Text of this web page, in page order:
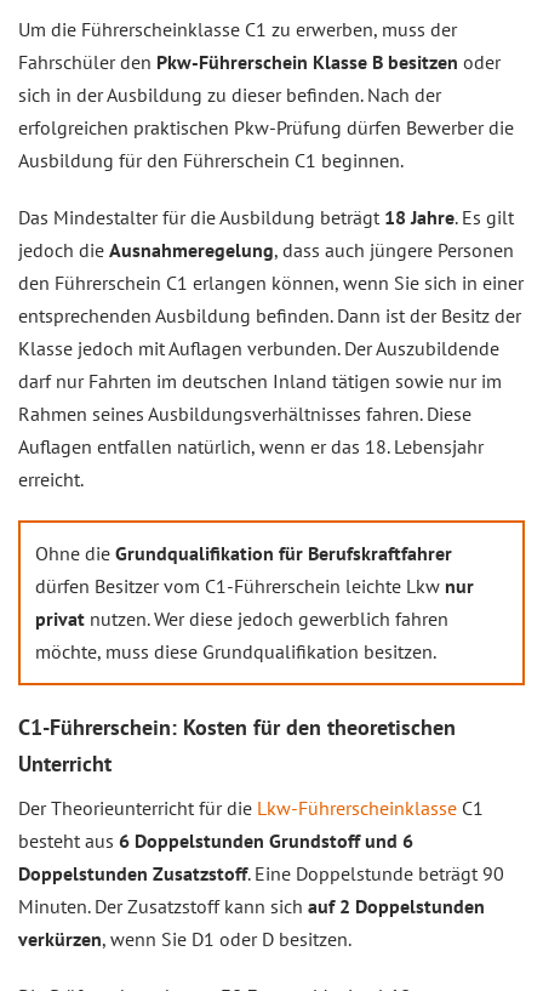
Um die Führerscheinklasse C1 zu erwerben, muss der
Fahrschüler den Pkw-Führerschein Klasse B besitzen oder
sich in der Ausbildung zu dieser befinden. Nach der
erfolgreichen praktischen Pkw-Prüfung dürfen Bewerber die
Ausbildung für den Führerschein C1 beginnen.
Das Mindestalter für die Ausbildung beträgt 18 Jahre. Es gilt
jedoch die Ausnahmeregelung, dass auch jüngere Personen
den Führerschein C1 erlangen können, wenn Sie sich in einer
entsprechenden Ausbildung befinden. Dann ist der Besitz der
Klasse jedoch mit Auflagen verbunden. Der Auszubildende
darf nur Fahrten im deutschen Inland tätigen sowie nur im
Rahmen seines Ausbildungsverhältnisses fahren. Diese
Auflagen entfallen natürlich, wenn er das 18. Lebensjahr
erreicht.
Ohne die Grundqualifikation für Berufskraftfahrer
dürfen Besitzer vom C1-Führerschein leichte Lkw nur
privat nutzen. Wer diese jedoch gewerblich fahren
möchte, muss diese Grundqualifikation besitzen.
C1-Führerschein: Kosten für den theoretischen
Unterricht
Der Theorieunterricht für die Lkw-Führerscheinklasse C1
besteht aus 6 Doppelstunden Grundstoff und 6
Doppelstunden Zusatzstoff. Eine Doppelstunde beträgt 90
Minuten. Der Zusatzstoff kann sich auf 2 Doppelstunden
verkürzen, wenn Sie D1 oder D besitzen.